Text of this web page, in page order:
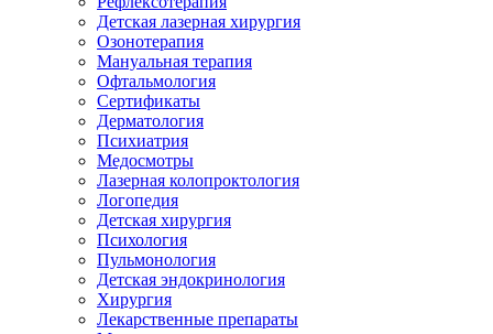
Детская лазерная хирургия
Озонотерапия
Мануальная терапия
Офтальмология
Сертификаты
Дерматология
Психиатрия
Медосмотры
Лазерная колопроктология
Логопедия
Детская хирургия
Психология
Пульмонология
Детская эндокринология
Хирургия
Лекарственные препараты